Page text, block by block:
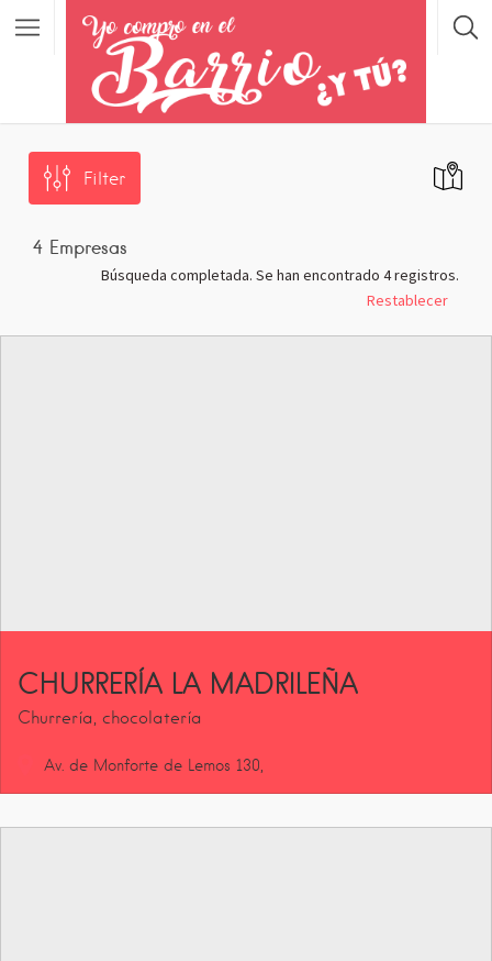
Filter
4 Empresas
Búsqueda completada. Se han encontrado 4 registros.
Restablecer
CHURRERÍA LA MADRILEÑA
Churrería, chocolatería
Av. de Monforte de Lemos 130